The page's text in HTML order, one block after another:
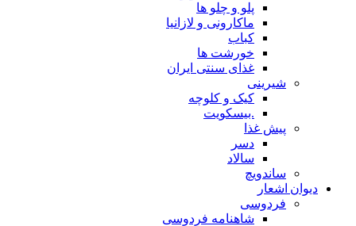
پلو و چلو ها
ماکارونی و لازانیا
کباب
خورشت ها
غذای سنتی ایران
شیرینی
کیک و کلوچه
.بیسکویت
پیش غذا
دسر
سالاد
ساندویچ
دیوان اشعار
فردوسی
شاهنامه فردوسی